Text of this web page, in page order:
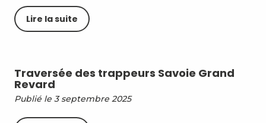
Lire la suite
Traversée des trappeurs Savoie Grand
Revard
Publié le 3 septembre 2025